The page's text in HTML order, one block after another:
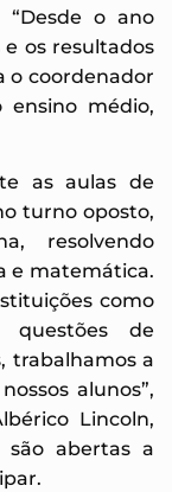
“Desde o ano
os resultados
o coordenador
ensino médio,
as aulas de
turno oposto,
resolvendo
e matemática.
como
questões de
trabalhamos a
alunos”,
Lincoln,
abertas a